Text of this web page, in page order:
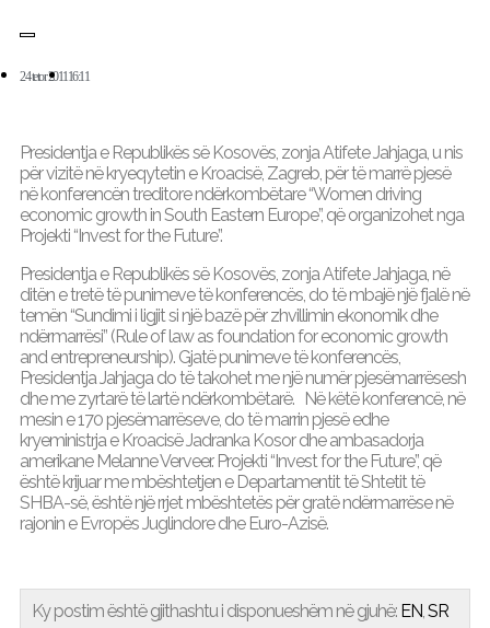
24 tetor 201116:11
Presidentja e Republikës së Kosovës, zonja Atifete Jahjaga, u nis
për vizitë në kryeqytetin e Kroacisë, Zagreb, për të marrë pjesë
në konferencën treditore ndërkombëtare “Women driving
economic growth in South Eastern Europe”, që organizohet nga
Projekti “Invest for the Future”.
Presidentja e Republikës së Kosovës, zonja Atifete Jahjaga, në
ditën e tretë të punimeve të konferencës, do të mbajë një fjalë në
temën “Sundimi i ligjit si një bazë për zhvillimin ekonomik dhe
ndërmarrësi” (Rule of law as foundation for economic growth
and entrepreneurship). Gjatë punimeve të konferencës,
Presidentja Jahjaga do të takohet me një numër pjesëmarrësesh
dhe me zyrtarë të lartë ndërkombëtarë. Në këtë konferencë, në
mesin e 170 pjesëmarrëseve, do të marrin pjesë edhe
kryeministrja e Kroacisë Jadranka Kosor dhe ambasadorja
amerikane Melanne Verveer. Projekti “Invest for the Future”, që
është krijuar me mbështetjen e Departamentit të Shtetit të
SHBA-së, është një rrjet mbështetës për gratë ndërmarrëse në
rajonin e Evropës Juglindore dhe Euro-Azisë.
Ky postim është gjithashtu i disponueshëm në gjuhë: EN SR